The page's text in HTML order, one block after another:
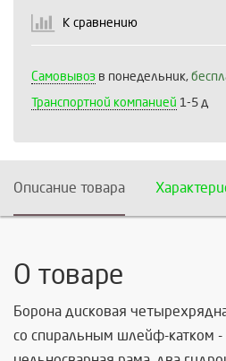
К сравнению
Самовывоз в понедельник,
Транспортной компанией 1-5 д
Описание товара
О товаре
Борона дисковая
со спиральным шлейф-катком -